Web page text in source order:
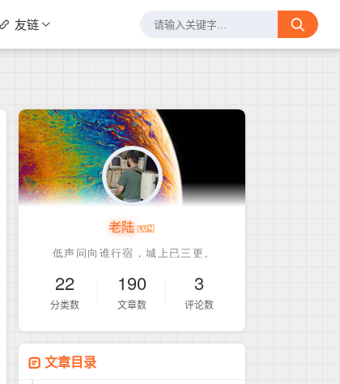
友链
老陆
22
分类数
190
文章数
3
评论数
文章目录